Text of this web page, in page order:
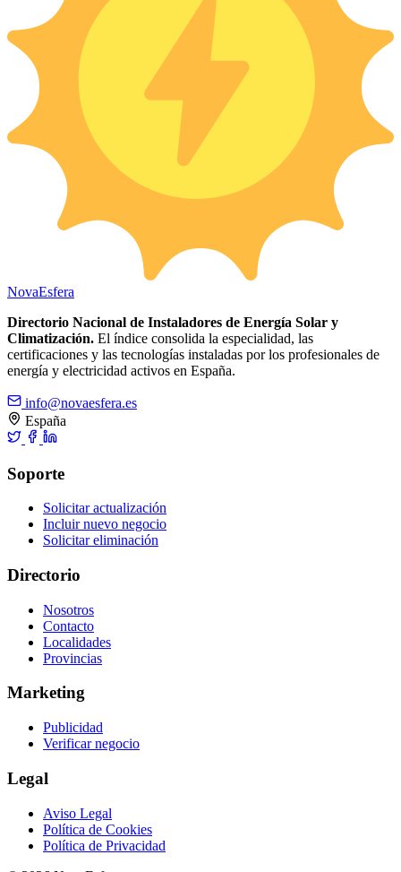
NovaEsfera
Directorio Nacional de Instaladores de Energía Solar y
Climatización. El índice consolida la especialidad, las
certificaciones y las tecnologías instaladas por los profesionales de
energía y electricidad activos en España.
info@novaesfera.es
España
Soporte
Solicitar actualización
Incluir nuevo negocio
Solicitar eliminación
Directorio
Nosotros
Contacto
Localidades
Provincias
Marketing
Publicidad
Verificar negocio
Legal
Aviso Legal
Política de Cookies
Política de Privacidad